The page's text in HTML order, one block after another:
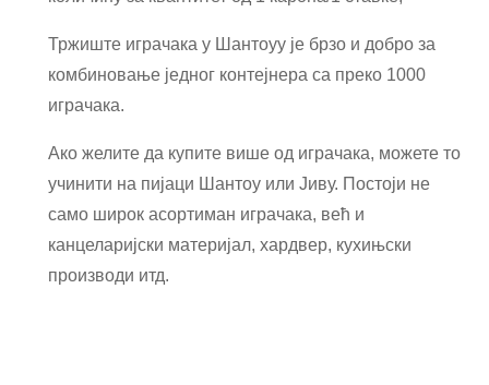
Тржиште играчака у Шантоуу је брзо и добро за
комбиновање једног контејнера са преко 1000
играчака.
Ако желите да купите више од играчака, можете то
учинити на пијаци Шантоу или Јиву. Постоји не
само широк асортиман играчака, већ и
канцеларијски материјал, хардвер, кухињски
производи итд.